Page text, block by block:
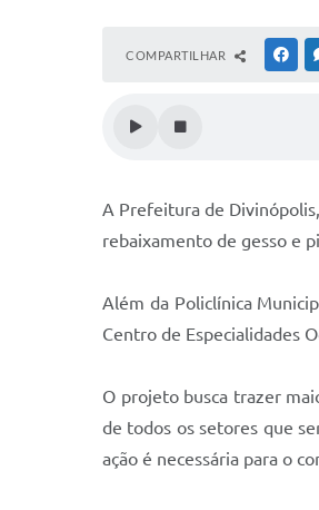
COMPARTILHAR
A Prefeitura de
rebaixamento de gesso e
Além da Policlínica
Centro de Especialidades
O projeto busca trazer
de todos os setores que
ação é necessária para o